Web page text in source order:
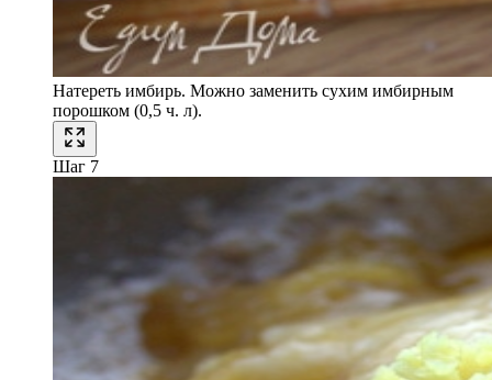
Натереть имбирь. Можно заменить сухим имбирным
порошком (0,5 ч. л).
Шаг 7